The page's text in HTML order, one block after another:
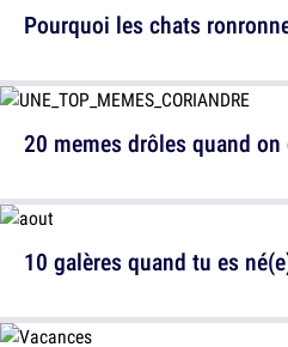
20 memes drôles quand
Pourquoi les chats
10 galères quand tu es